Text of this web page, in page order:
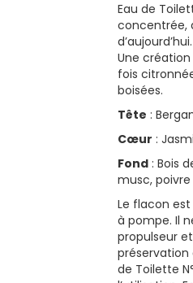
Eau de
concentrée,
d’aujourd’hui.
Une
fois
boisées.
Tête :
Cœur :
Fond : Bois
musc,
Le flacon
à pompe. Il
propulseur
préservation
de Toilette